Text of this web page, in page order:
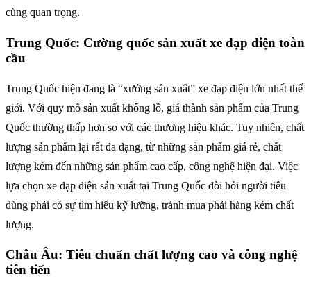
cùng quan trọng.
Trung Quốc: Cường quốc sản xuất xe đạp điện toàn
cầu
Trung Quốc hiện đang là “xưởng sản xuất” xe đạp điện lớn nhất thế
giới. Với quy mô sản xuất khổng lồ, giá thành sản phẩm của Trung
Quốc thường thấp hơn so với các thương hiệu khác. Tuy nhiên, chất
lượng sản phẩm lại rất đa dạng, từ những sản phẩm giá rẻ, chất
lượng kém đến những sản phẩm cao cấp, công nghệ hiện đại. Việc
lựa chọn xe đạp điện sản xuất tại Trung Quốc đòi hỏi người tiêu
dùng phải có sự tìm hiểu kỹ lưỡng, tránh mua phải hàng kém chất
lượng.
Châu Âu: Tiêu chuẩn chất lượng cao và công nghệ
tiên tiến